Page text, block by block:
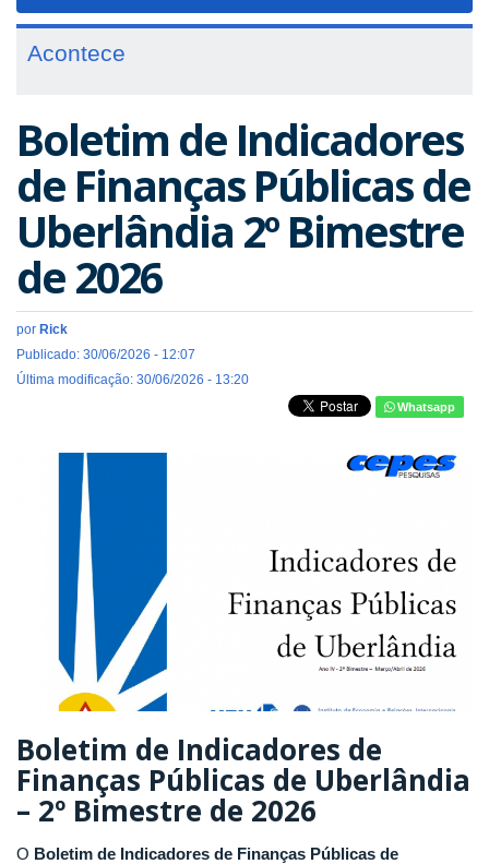
Acontece
Boletim de Indicadores
de Finanças Públicas de
Uberlândia 2º Bimestre
de 2026
por Rick
Publicado: 30/06/2026 - 12:07
Última modificação: 30/06/2026 - 13:20
Whatsapp
Boletim de Indicadores de
Finanças Públicas de Uberlândia
– 2º Bimestre de 2026
O Boletim de Indicadores de Finanças Públicas de